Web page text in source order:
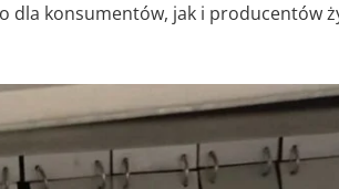
dla konsumentów, jak i producentów